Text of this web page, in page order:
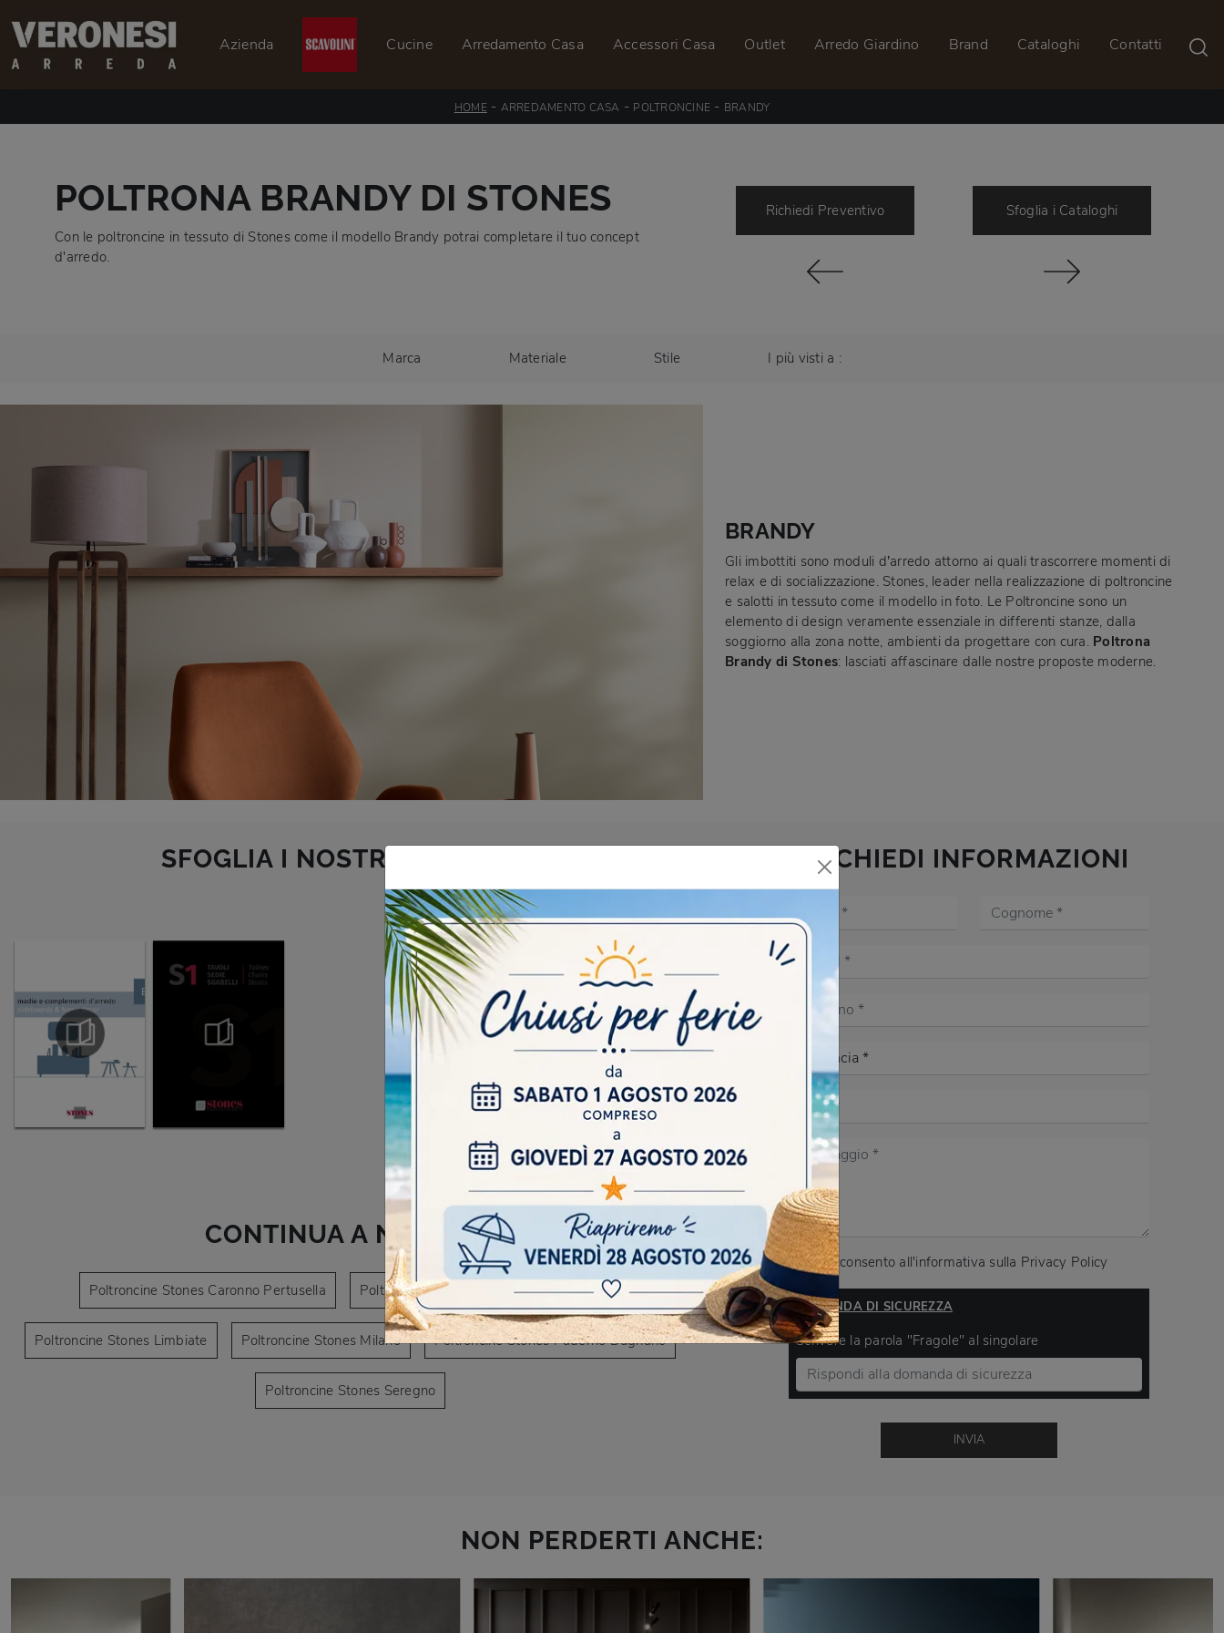
Azienda Cucine Arredamento Casa Accessori Casa Outlet Arredo Giardino Brand Cataloghi Contatti
HOME - ARREDAMENTO CASA - POLTRONCINE - BRANDY
POLTRONA BRANDY DI STONES
Con le poltroncine in tessuto di Stones come il modello Brandy potrai completare il tuo concept
d'arredo.
Richiedi Preventivo Sfoglia i Cataloghi
Marca Materiale Stile I più visti a :
BRANDY
Gli imbottiti sono moduli d’arredo attorno ai quali trascorrere momenti di
relax e di socializzazione. Stones, leader nella realizzazione di poltroncine
e salotti in tessuto come il modello in foto. Le Poltroncine sono un
elemento di design veramente essenziale in differenti stanze, dalla
soggiorno alla zona notte, ambienti da progettare con cura. Poltrona
Brandy di Stones: lasciati affascinare dalle nostre proposte moderne.
SFOGLIA I NOSTRI CATALOGHI
CONTINUA A NAVIGARE
Poltroncine Stones Caronno Pertusella Poltroncine Stones Garbagnate Milanese
Poltroncine Stones Limbiate Poltroncine Stones Milano Poltroncine Stones Paderno Dugnano
Poltroncine Stones Seregno
RICHIEDI INFORMAZIONI
Acconsento all'informativa sulla Privacy Policy
DOMANDA DI SICUREZZA
Scrivere la parola "Fragole" al singolare
INVIA
NON PERDERTI ANCHE: